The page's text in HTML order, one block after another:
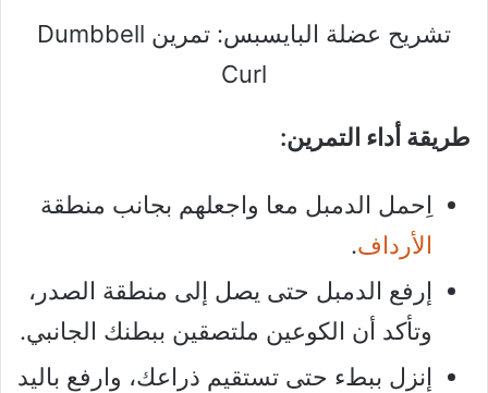
تشريح عضلة البايسبس: تمرين Dumbbell
Curl
طريقة أداء التمرين:
اِحمل الدمبل معا واجعلهم بجانب منطقة
الأرداف.
إرفع الدمبل حتى يصل إلى منطقة الصدر،
وتأكد أن الكوعين ملتصقين ببطنك الجانبي.
إنزل ببطء حتى تستقيم ذراعك، وارفع باليد